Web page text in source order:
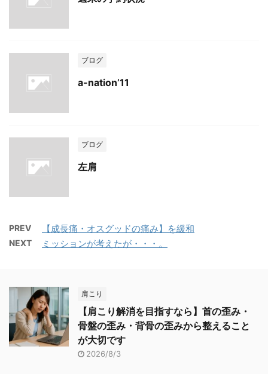
ブログ
a-nation’11
ブログ
左肩
PREV 【成長痛・オスグッドの痛み】を緩和
NEXT ミッションが考えたが・・・。
肩こり
【肩こり解消を目指すなら】首の歪み・
骨盤の歪み・背骨の歪みから整えること
が大切です
2026/8/3